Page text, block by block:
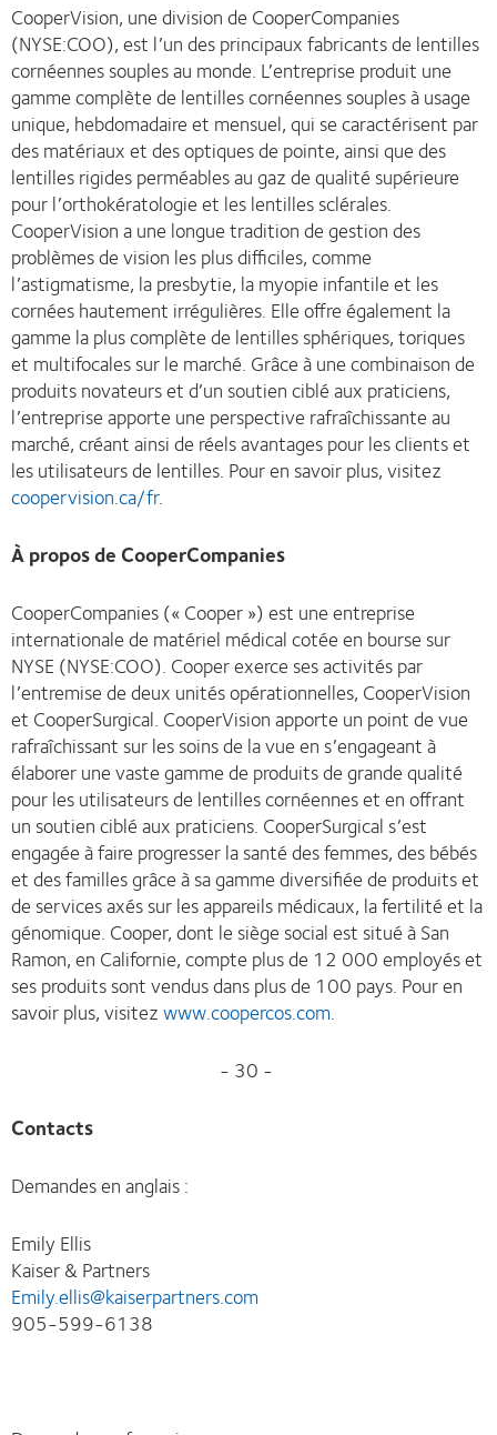
CooperVision, une division de CooperCompanies
(NYSE:COO), est l’un des principaux fabricants de lentilles
cornéennes souples au monde. L’entreprise produit une
gamme complète de lentilles cornéennes souples à usage
unique, hebdomadaire et mensuel, qui se caractérisent par
des matériaux et des optiques de pointe, ainsi que des
lentilles rigides perméables au gaz de qualité supérieure
pour l’orthokératologie et les lentilles sclérales.
CooperVision a une longue tradition de gestion des
problèmes de vision les plus difficiles, comme
l’astigmatisme, la presbytie, la myopie infantile et les
cornées hautement irrégulières. Elle offre également la
gamme la plus complète de lentilles sphériques, toriques
et multifocales sur le marché. Grâce à une combinaison de
produits novateurs et d’un soutien ciblé aux praticiens,
l’entreprise apporte une perspective rafraîchissante au
marché, créant ainsi de réels avantages pour les clients et
les utilisateurs de lentilles. Pour en savoir plus, visitez
coopervision.ca/fr.
À propos de CooperCompanies
CooperCompanies (« Cooper ») est une entreprise
internationale de matériel médical cotée en bourse sur
NYSE (NYSE:COO). Cooper exerce ses activités par
l’entremise de deux unités opérationnelles, CooperVision
et CooperSurgical. CooperVision apporte un point de vue
rafraîchissant sur les soins de la vue en s’engageant à
élaborer une vaste gamme de produits de grande qualité
pour les utilisateurs de lentilles cornéennes et en offrant
un soutien ciblé aux praticiens. CooperSurgical s’est
engagée à faire progresser la santé des femmes, des bébés
et des familles grâce à sa gamme diversifiée de produits et
de services axés sur les appareils médicaux, la fertilité et la
génomique. Cooper, dont le siège social est situé à San
Ramon, en Californie, compte plus de 12 000 employés et
ses produits sont vendus dans plus de 100 pays. Pour en
savoir plus, visitezwww.coopercos.com.
- 30 -
Contacts
Demandes en anglais :
Emily Ellis
Kaiser & Partners
Emily.ellis@kaiserpartners.com
905-599-6138